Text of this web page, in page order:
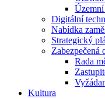
Územní
Digitální
Nabídka
Strategický
Zabezpečená
Rada
Kultura